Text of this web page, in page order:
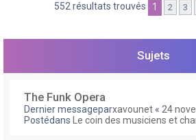
552 résultats trouvés 1 2 3
Sujets
The Funk Opera
Dernier messageparxavounet « 24
Postédans
Le coin des musiciens et